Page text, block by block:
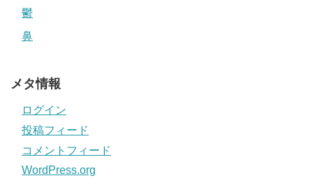
鬱
鼻
メタ情報
ログイン
投稿フィード
コメントフィード
WordPress.org